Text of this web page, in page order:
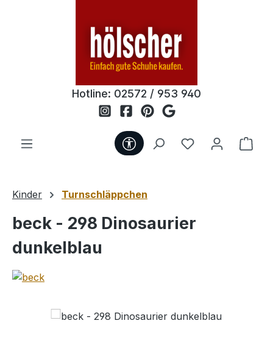
Hotline: 02572 / 953 940
Werkzeugleiste anzeigen
Du hast 0
Kinder Turnschläppchen
beck - 298 Dinosaurier
dunkelblau
Bildergalerie überspringen